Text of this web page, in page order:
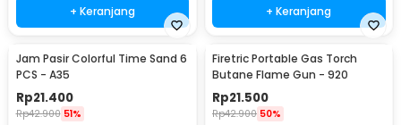
+ Keranjang + Keranjang
Jam Pasir Colorful Time Sand 6
PCS - A35
Rp21.400
Rp42.900 51%
Firetric Portable Gas Torch
Butane Flame Gun - 920
Rp21.500
Rp42.900 50%